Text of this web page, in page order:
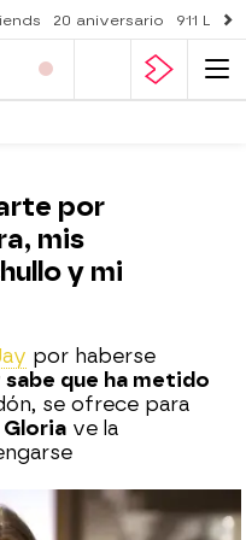
20 aniversario 911
por
mis
y mi
por haberse
que ha metido
se ofrece para
Gloria ve la